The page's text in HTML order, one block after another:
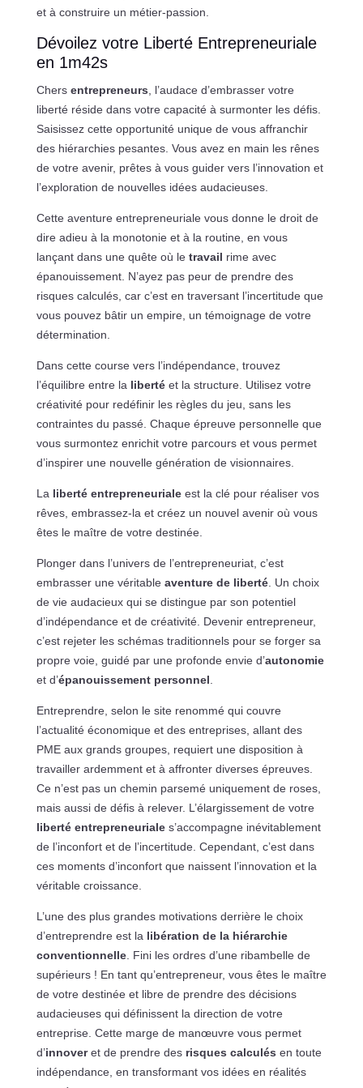
et à construire un métier-passion.
Dévoilez votre Liberté Entrepreneuriale
en 1m42s
Chers entrepreneurs , l’audace d’embrasser votre
liberté réside dans votre capacité à surmonter les défis.
Saisissez cette opportunité unique de vous affranchir
des hiérarchies pesantes. Vous avez en main les rênes
de votre avenir, prêtes à vous guider vers l’innovation et
l’exploration de nouvelles idées audacieuses.
Cette aventure entrepreneuriale vous donne le droit de
dire adieu à la monotonie et à la routine, en vous
lançant dans une quête où le travail rime avec
épanouissement. N’ayez pas peur de prendre des
risques calculés, car c’est en traversant l’incertitude que
vous pouvez bâtir un empire, un témoignage de votre
détermination.
Dans cette course vers l’indépendance, trouvez
l’équilibre entre la libertéet la structure. Utilisez votre
créativité pour redéfinir les règles du jeu, sans les
contraintes du passé. Chaque épreuve personnelle que
vous surmontez enrichit votre parcours et vous permet
d’inspirer une nouvelle génération de visionnaires.
La liberté entrepreneurialeest la clé pour réaliser vos
rêves, embrassez-la et créez un nouvel avenir où vous
êtes le maître de votre destinée.
Plonger dans l’univers de l’entrepreneuriat, c’est
embrasser une véritable aventure de liberté. Un choix
de vie audacieux qui se distingue par son potentiel
d’indépendance et de créativité. Devenir entrepreneur,
c’est rejeter les schémas traditionnels pour se forger sa
propre voie, guidé par une profonde envie d’autonomie
et d’épanouissement personnel
Entreprendre, selon le site renommé qui couvre
l’actualité économique et des entreprises, allant des
PME aux grands groupes, requiert une disposition à
travailler ardemment et à affronter diverses épreuves.
Ce n’est pas un chemin parsemé uniquement de roses,
mais aussi de défis à relever. L’élargissement de votre
liberté entrepreneuriales’accompagne inévitablement
de l’inconfort et de l’incertitude. Cependant, c’est dans
ces moments d’inconfort que naissent l’innovation et la
véritable croissance.
L’une des plus grandes motivations derrière le choix
d’entreprendre est la libération de la hiérarchie
conventionnelle. Fini les ordres d’une ribambelle de
supérieurs ! En tant qu’entrepreneur, vous êtes le maître
de votre destinée et libre de prendre des décisions
audacieuses qui définissent la direction de votre
entreprise. Cette marge de manœuvre vous permet
d’innoveret de prendre des risques calculés en toute
indépendance, en transformant vos idées en réalités